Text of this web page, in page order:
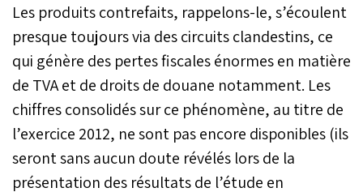
Les produits contrefaits, rappelons-le, s’écoulent
presque toujours via des circuits clandestins, ce
qui génère des pertes fiscales énormes en matière
de TVA et de droits de douane notamment. Les
chiffres consolidés sur ce phénomène, au titre de
l’exercice 2012, ne sont pas encore disponibles (ils
seront sans aucun doute révélés lors de la
présentation des résultats de l’étude en